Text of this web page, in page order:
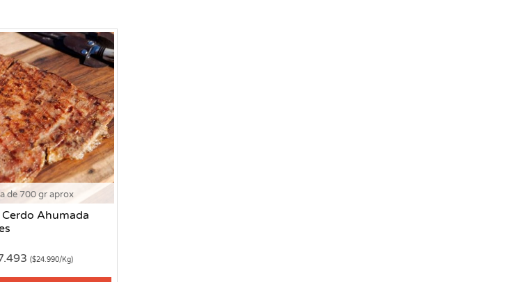
de 700 gr aprox
Ahumada
($24.990/Kg)